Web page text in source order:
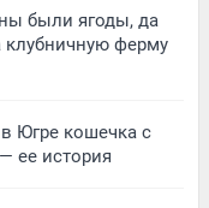
были ягоды, да
клубничную ферму
Югре кошечка с
ее история